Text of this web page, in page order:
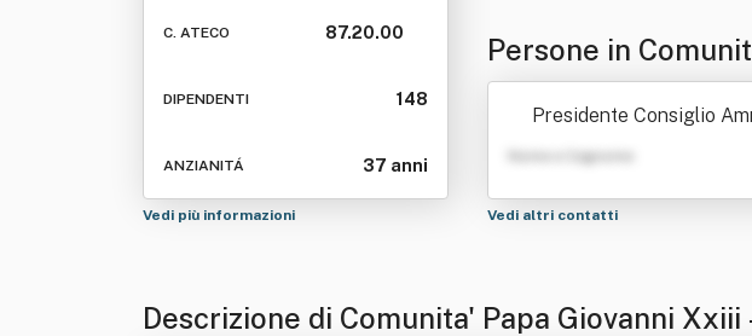
C. ATECO 87.20.00
DIPENDENTI 148
ANZIANITÁ 37 anni
Vedi più informazioni
Persone in
iii - Cooperativa
Presidente Consiglio
Nome e Cognome
Vedi altri contatti
Descrizione di Comunita' Papa Giovanni